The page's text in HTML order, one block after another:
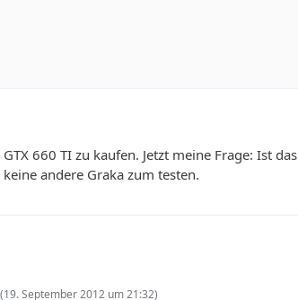
660 TI zu kaufen. Jetzt meine Frage: Ist
andere Graka zum testen.
(19. September 2012 um 21:32)